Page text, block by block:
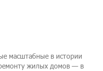
масштабные в истории
жилых домов — в